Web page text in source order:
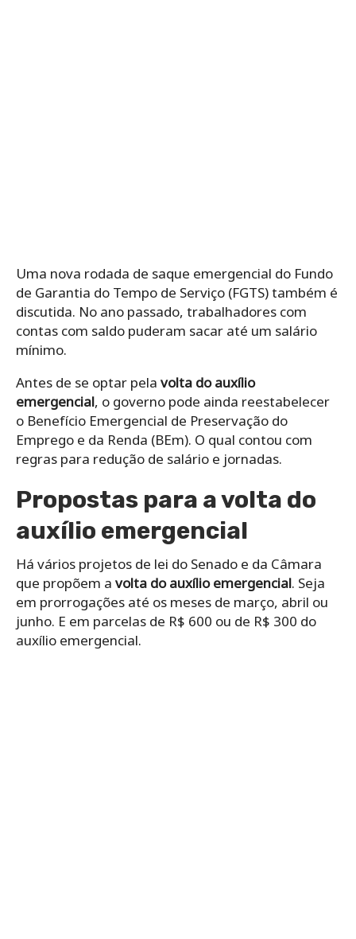
Uma nova rodada de saque emergencial do Fundo
de Garantia do Tempo de Serviço (FGTS) também é
discutida. No ano passado, trabalhadores com
contas com saldo puderam sacar até um salário
mínimo.
Antes de se optar pela volta do auxílio
emergencial, o governo pode ainda reestabelecer
o Benefício Emergencial de Preservação do
Emprego e da Renda (BEm). O qual contou com
regras para redução de salário e jornadas.
Propostas para a volta do
auxílio emergencial
Há vários projetos de lei do Senado e da Câmara
que propõem a volta do auxílio emergencial. Seja
em prorrogações até os meses de março, abril ou
junho. E em parcelas de R$ 600 ou de R$ 300 do
auxílio emergencial.